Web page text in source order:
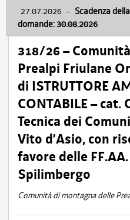
27.07.2026 - Scadenza
domande: 30.08.2026
318/26 –
Prealpi Friulane
di ISTRUTTORE
CONTABILE – cat.
Tecnica dei
Vito d’Asio, con
favore delle
Spilimbergo
Comunità di montagna delle